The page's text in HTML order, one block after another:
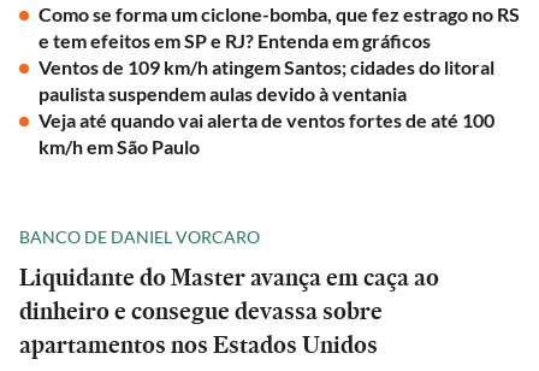
Como se forma um ciclone-bomba, que fez estrago no RS
e tem efeitos em SP e RJ? Entenda em gráficos
Ventos de 109 km/h atingem Santos; cidades do litoral
paulista suspendem aulas devido à ventania
Veja até quando vai alerta de ventos fortes de até 100
km/h em São Paulo
BANCO DE DANIEL VORCARO
Liquidante do Master avança em caça ao
dinheiro e consegue devassa sobre
apartamentos nos Estados Unidos